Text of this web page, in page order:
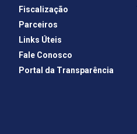
Fiscalização
Parceiros
Links Úteis
Fale Conosco
Portal da Transparência